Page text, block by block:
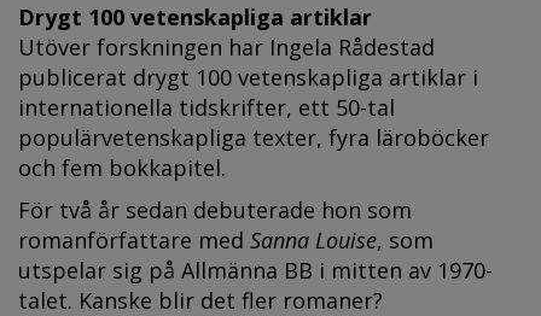
Drygt 100 vetenskapliga artiklar
Utöver forskningen har Ingela Rådestad
publicerat drygt 100 vetenskapliga artiklar i
internationella tidskrifter, ett 50-tal
populärvetenskapliga texter, fyra läroböcker
och fem bokkapitel.
För två år sedan debuterade hon som
romanförfattare med Sanna Louise, som
utspelar sig på Allmänna BB i mitten av 1970-
talet. Kanske blir det fler romaner?